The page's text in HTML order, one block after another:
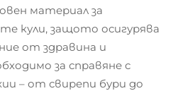
материал за
кули, защото осигурява
от здравина и
за справяне с
– от свирепи бури до